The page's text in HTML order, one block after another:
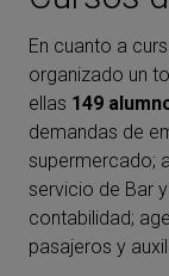
En cuanto a
organizado un
ellas 149
demandas de
supermercado;
servicio de Bar
contabilidad;
pasajeros y